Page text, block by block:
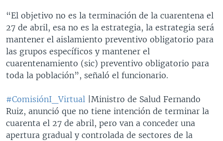
“El objetivo no es la terminación de la cuarentena el
27 de abril, esa no es la estrategia, la estrategia será
mantener el aislamiento preventivo obligatorio para
las grupos específicos y mantener el
cuarentenamiento (sic) preventivo obligatorio para
toda la población”, señaló el funcionario.
#ComisiónI_Virtual |Ministro de Salud Fernando
Ruiz, anunció que no tiene intención de terminar la
cuarenta el 27 de abril, pero van a conceder una
apertura gradual y controlada de sectores de la